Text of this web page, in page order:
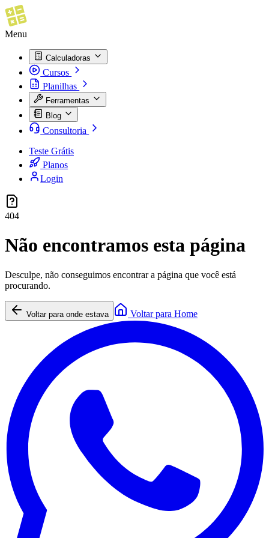
Menu
Calculadoras
Cursos
Planilhas
Ferramentas
Blog
Consultoria
Teste Grátis
Planos
Login
404
Não encontramos esta página
Desculpe, não conseguimos encontrar a página que você está
procurando.
Voltar para onde estava Voltar para Home